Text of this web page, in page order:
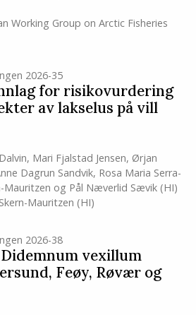
Working Group on Arctic Fisheries
2026-35
for risikovurdering
av lakselus på vill
, Mari Fjalstad Jensen, Ørjan
Dagrun Sandvik, Rosa Maria Serra-
Mauritzen og Pål Næverlid Sævik(HI)
Mauritzen (HI)
2026-38
vexillum
Feøy, Røvær og